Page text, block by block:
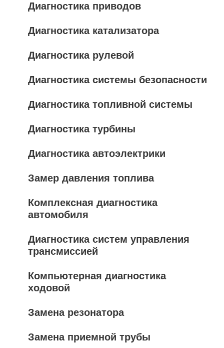
Диагностика приводов
Диагностика катализатора
Диагностика рулевой
Диагностика системы безопасности
Диагностика топливной системы
Диагностика турбины
Диагностика автоэлектрики
Замер давления топлива
Комплексная диагностика
автомобиля
Диагностика систем управления
трансмиссией
Компьютерная диагностика
ходовой
Замена резонатора
Замена приемной трубы